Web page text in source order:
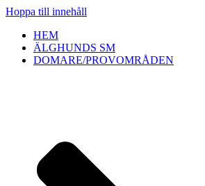
Hoppa till innehåll
HEM
ÄLGHUNDS SM
DOMARE/PROVOMRÅDEN